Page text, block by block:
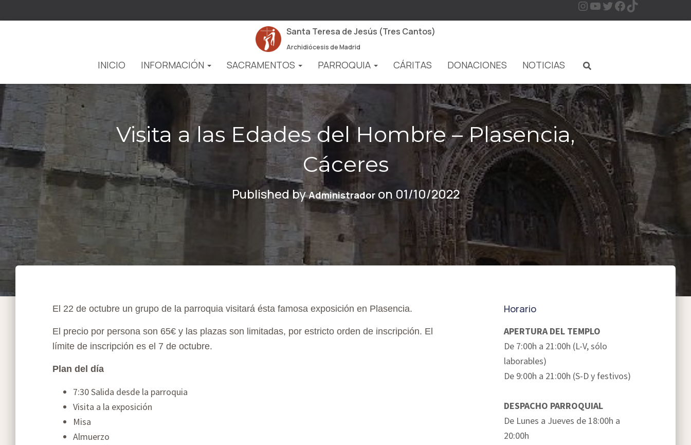
Santa Teresa de Jesús (Tres Cantos)
Archidiócesis de Madrid
INICIO INFORMACIÓN SACRAMENTOS PARROQUIA CÁRITAS DONACIONES NOTICIAS
Visita a las Edades del Hombre – Plasencia,
Cáceres
Published byAdministradoron 01/10/2022
El 22 de octubre un grupo de la parroquia visitará ésta famosa exposición en Plasencia.
El precio por persona son 65€ y las plazas son limitadas, por estricto orden de inscripción. El
límite de inscripción es el 7 de octubre.
Plan del día
7:30 Salida desde la parroquia
Visita a la exposición
Misa
Almuerzo
Horario
APERTURA DEL TEMPLO
De 7:00h a 21:00h (L-V, sólo
laborables)
De 9:00h a 21:00h (S-D y festivos)
DESPACHO PARROQUIAL
De Lunes a Jueves de 18:00h a
20:00h